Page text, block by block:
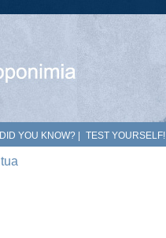
DID YOU KNOW? TEST YOURSELF!